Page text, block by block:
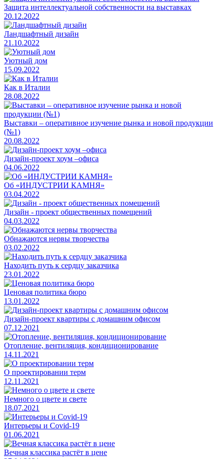
Защита интеллектуальной собственности на выставках
20.12.2022
Ландшафтный дизайн
21.10.2022
Уютный дом
15.09.2022
Как в Италии
28.08.2022
Выставки – оперативное изучение рынка и новой продукции
(№1)
20.08.2022
Дизайн-проект хоум –офиса
04.06.2022
Об «ИНДУСТРИИ КАМНЯ»
03.04.2022
Дизайн - проект общественных помещений
04.03.2022
Обнажаются нервы творчества
03.02.2022
Находить путь к сердцу заказчика
23.01.2022
Ценовая политика бюро
13.01.2022
Дизайн-проект квартиры с домашним офисом
07.12.2021
Отопление, вентиляция, кондиционирование
14.11.2021
О проектировании терм
12.11.2021
Немного о цвете и свете
18.07.2021
Интерьеры и Covid-19
01.06.2021
Вечная классика растёт в цене